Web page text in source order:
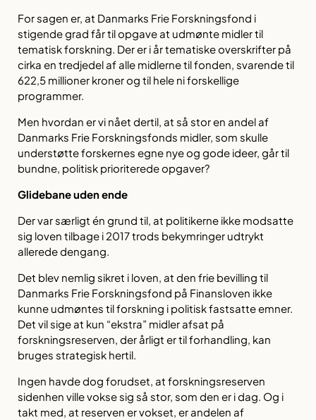
For sagen er, at Danmarks Frie Forskningsfond i
stigende grad får til opgave at udmønte midler til
tematisk forskning. Der er i år tematiske overskrifter på
cirka en tredjedel af alle midlerne til fonden, svarende til
622,5 millioner kroner og til hele ni forskellige
programmer.
Men hvordan er vi nået dertil, at så stor en andel af
Danmarks Frie Forskningsfonds midler, som skulle
understøtte forskernes egne nye og gode ideer, går til
bundne, politisk prioriterede opgaver?
Glidebane uden ende
Der var særligt én grund til, at politikerne ikke modsatte
sig loven tilbage i 2017 trods bekymringer udtrykt
allerede dengang.
Det blev nemlig sikret i loven, at den frie bevilling til
Danmarks Frie Forskningsfond på Finansloven ikke
kunne udmøntes til forskning i politisk fastsatte emner.
Det vil sige at kun “ekstra” midler afsat på
forskningsreserven, der årligt er til forhandling, kan
bruges strategisk hertil.
Ingen havde dog forudset, at forskningsreserven
sidenhen ville vokse sig så stor, som den er i dag. Og i
takt med, at reserven er vokset, er andelen af